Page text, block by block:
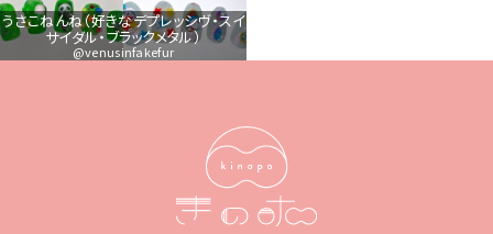
うさこねんね（好きなデプレッシヴ・スイ
サイダル・ブラックメタル）
@venusinfakefur